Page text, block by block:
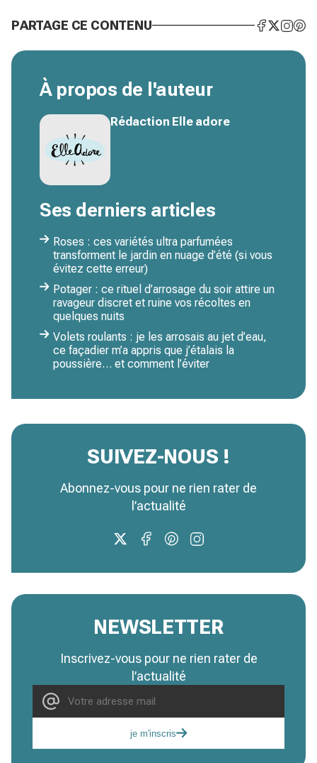
PARTAGE CE CONTENU
À propos de l'auteur
Rédaction Elle adore
Ses derniers articles
Roses : ces variétés ultra parfumées
transforment le jardin en nuage d’été (si vous
évitez cette erreur)
Potager : ce rituel d’arrosage du soir attire un
ravageur discret et ruine vos récoltes en
quelques nuits
Volets roulants : je les arrosais au jet d’eau,
ce façadier m’a appris que j’étalais la
poussière… et comment l’éviter
SUIVEZ-NOUS !
Abonnez-vous pour ne rien rater de
l’actualité
NEWSLETTER
Inscrivez-vous pour ne rien rater de
l’actualité
je m'inscris